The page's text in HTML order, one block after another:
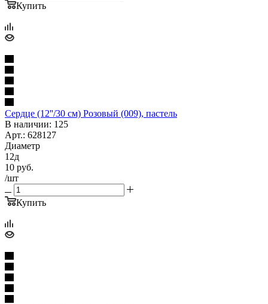
Купить
Сердце (12''/30 см) Розовый (009), пастель
В наличии: 125
Арт.: 628127
Диаметр
12д
10 руб.
/шт
Купить